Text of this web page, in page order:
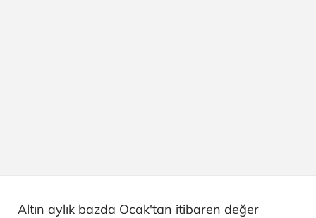
Altın aylık bazda Ocak'tan itibaren değer